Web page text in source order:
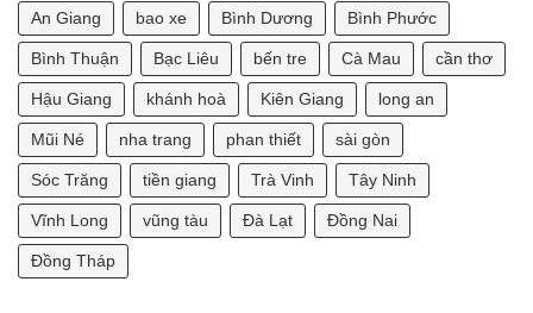
Ngày
Bao
Nhiêu?
Đi
Vũng
Tàu
Ngày
Bao
Nhiêu?
1990
Thì
Sinh
Con
Năm
Nào
Tốt?
Phong
Thủy
2025]
An Giang bao xe Bình Dương Bình Phước
Bình Thuận Bạc Liêu bến tre Cà Mau cần thơ
Hậu Giang khánh hoà Kiên Giang long an
Mũi Né nha trang phan thiết sài gòn
Sóc Trăng tiền giang Trà Vinh Tây Ninh
Vĩnh Long vũng tàu Đà Lạt Đồng Nai
Đồng Tháp